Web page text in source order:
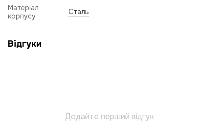
Матеріал
корпусу
Сталь
Відгуки
Додайте перший відгук